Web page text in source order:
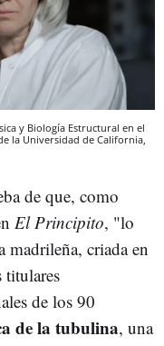
y Biología Estructural en el
la Universidad de California,
de que, como
El Principito, "lo
madrileña, criada en
titulares
de los 90
de la tubulina, una